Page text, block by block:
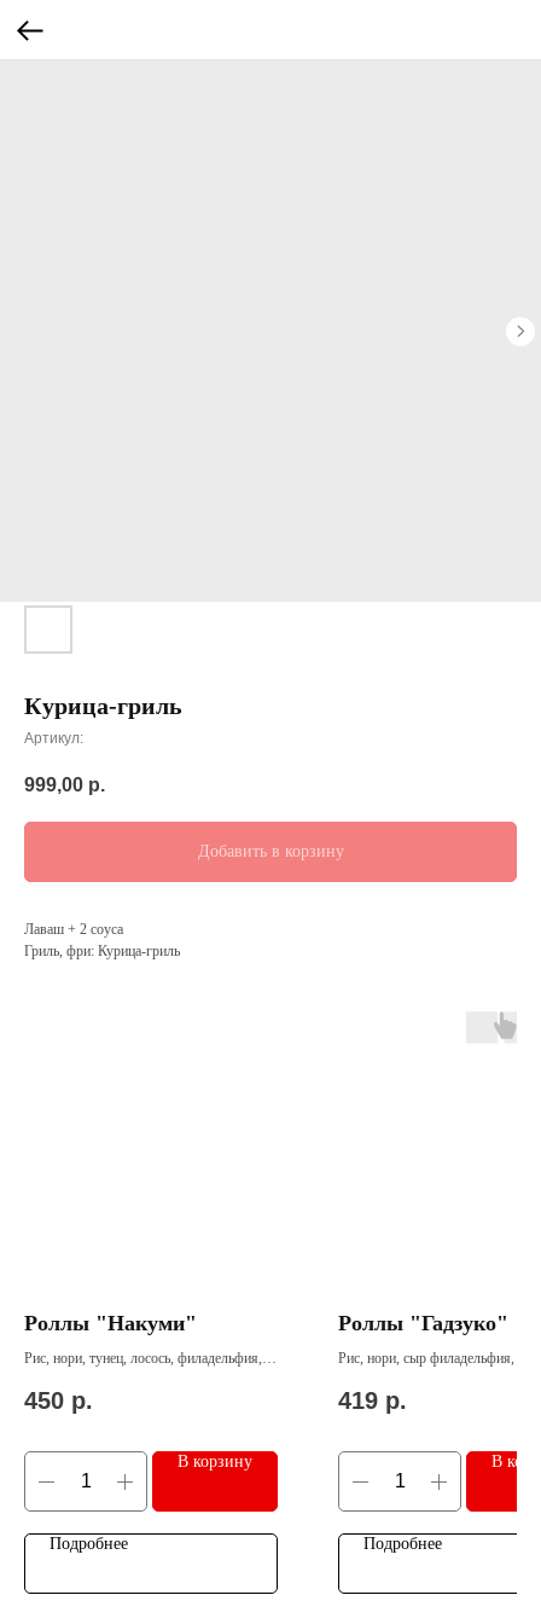
Курица-гриль
Артикул:
999,00 р.
Добавить в корзину
Лаваш + 2 соуса
Гриль, фри: Курица-гриль
Роллы "Накуми"
Рис, нори, тунец, лосось, филадельфия,
450 р.
В корзину
Подробнее
Роллы "Гадзуко"
Рис, нори, сыр филадельфия,
419 р.
В
Подробнее